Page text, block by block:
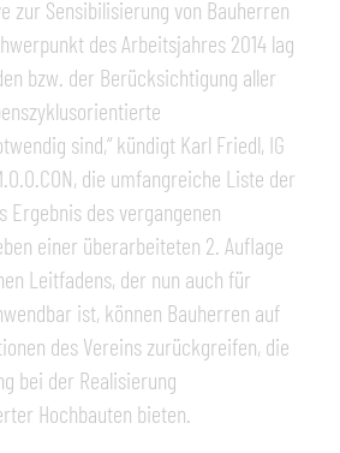
zur Sensibilisierung von Bauherren
des Arbeitsjahres 2014 lag
bzw. der Berücksichtigung aller
sind,“ kündigt Karl Friedl, IG
die umfangreiche Liste der
Ergebnis des vergangenen
einer überarbeiteten 2. Auflage
Leitfadens, der nun auch für
ist, können Bauherren auf
des Vereins zurückgreifen, die
bei der Realisierung
Hochbauten bieten.